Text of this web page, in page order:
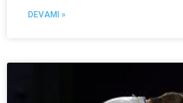
DEVAMI »